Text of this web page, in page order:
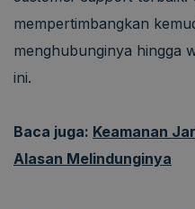
mempertimbangkan
menghubunginya hingga
ini.
Baca juga: Keamanan
Alasan Melindunginya